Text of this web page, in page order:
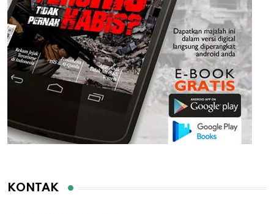
KONTAK